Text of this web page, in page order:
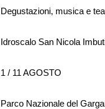
Degustazioni, musica e
Idroscalo San Nicola
1 / 11 AGOSTO
Parco Nazionale del